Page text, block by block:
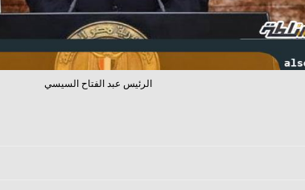
الرئيس عبد الفتاح السيسي